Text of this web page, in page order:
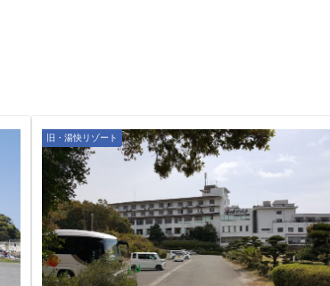
旧・湯快リゾート